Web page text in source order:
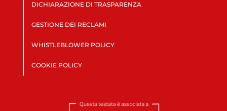
DICHIARAZIONE DI TRASPARENZA
GESTIONE DEI RECLAMI
WHISTLEBLOWER POLICY
COOKIE POLICY